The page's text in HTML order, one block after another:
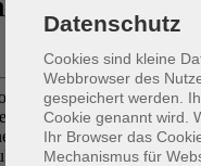
und
in Bezug auf
situationsgerecht zu
geringe
bilden eine
Datenschutz
Cookies sind kleine
Webbrowser des
gespeichert werden.
Cookie genannt wird.
Ihr Browser das
Mechanismus für